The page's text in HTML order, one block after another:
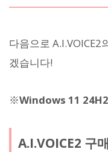
다음으로 A.I.VOICE2
겠습니다!
※Windows 11 24H2
A.I.VOICE2 구